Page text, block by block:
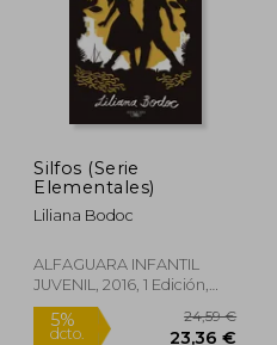
Silfos (Serie
Elementales)
Liliana Bodoc
ALFAGUARA INFANTIL
JUVENIL, 2016, 1 Edición,
Tapa Blanda, Nuevo